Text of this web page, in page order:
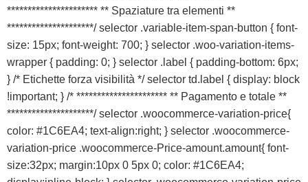
********************** ** Spaziature tra elementi **
*********************/ selector .variable-item-span-button { font-
size: 15px; font-weight: 700; } selector .woo-variation-items-
wrapper { padding: 0; } selector .label { padding-bottom: 6px;
} /* Etichette forza visibilità */ selector td.label { display: block
!important; } /* ********************** ** Pagamento e totale **
*********************/ selector .woocommerce-variation-price{
color: #1C6EA4; text-align:right; } selector .woocommerce-
variation-price .woocommerce-Price-amount.amount{ font-
size:32px; margin:10px 0 5px 0; color: #1C6EA4;